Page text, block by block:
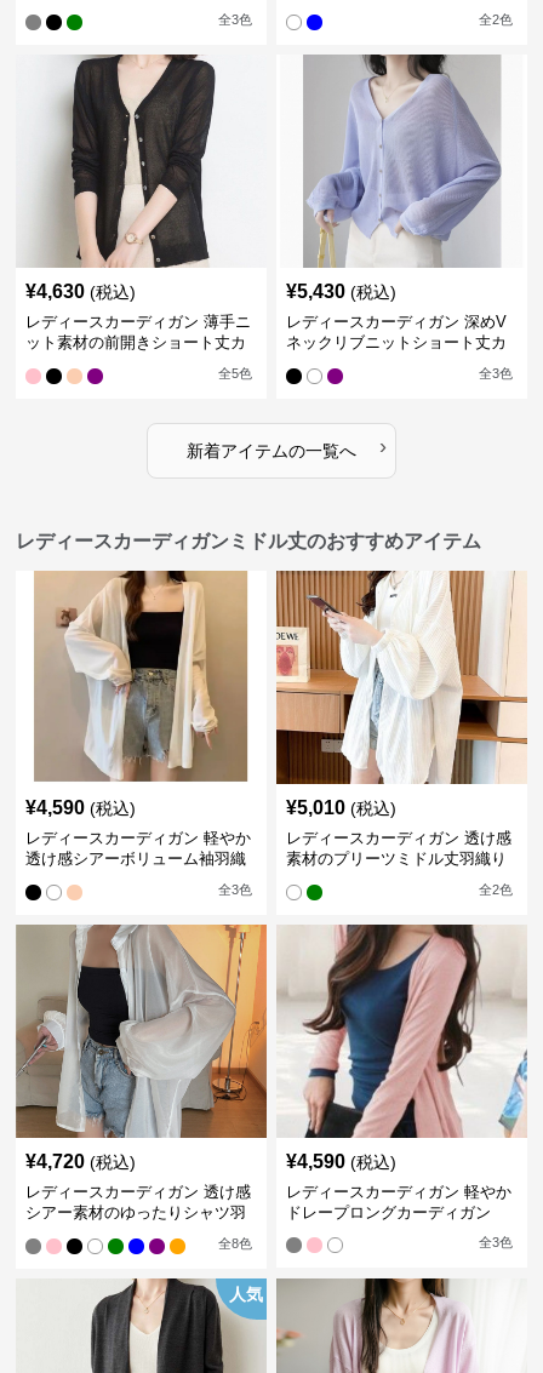
全3色 全2色
¥4,630 (税込)
レディースカーディガン 薄手ニ
ット素材の前開きショート丈カ
全5色
¥5,430 (税込)
レディースカーディガン 深めV
ネックリブニットショート丈カ
全3色
新着アイテムの一覧へ ›
レディースカーディガンミドル丈のおすすめアイテム
¥4,590 (税込)
レディースカーディガン 軽やか
透け感シアーボリューム袖羽織
全3色
¥5,010 (税込)
レディースカーディガン 透け感
素材のプリーツミドル丈羽織り
全2色
¥4,720 (税込)
レディースカーディガン 透け感
シアー素材のゆったりシャツ羽
全8色
¥4,590 (税込)
レディースカーディガン 軽やか
ドレープロングカーディガン
全3色
人気